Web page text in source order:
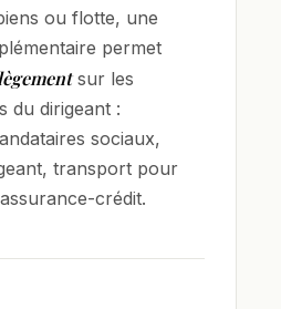
ou flotte, une
permet
sur les
du dirigeant :
sociaux,
transport pour
crédit.